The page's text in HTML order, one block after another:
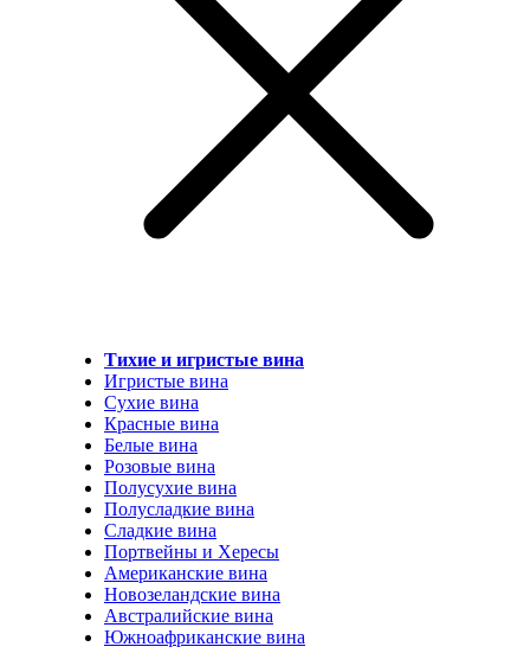
Тихие и игристые вина
Игристые вина
Сухие вина
Красные вина
Белые вина
Розовые вина
Полусухие вина
Полусладкие вина
Сладкие вина
Портвейны и Хересы
Американские вина
Новозеландские вина
Австралийские вина
Южноафриканские вина